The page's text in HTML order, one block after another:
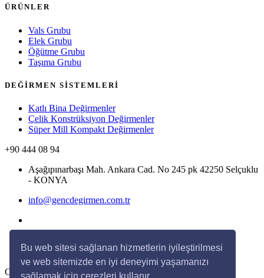
Bu web sitesi sağlanan hizmetlerin iyileştirilmesi
ve web sitemizde en iyi deneyimi yaşamanızı
sağlamak için çerezleri kullanır.
ÜRÜNLER
Vals Grubu
Elek Grubu
Öğütme Grubu
Taşıma Grubu
DEĞİRMEN SİSTEMLERİ
Katlı Bina Değirmenler
Çelik Konstrüksiyon Değirmenler
Süper Mill Kompakt Değirmenler
+90 444 08 94
Aşağıpınarbaşı Mah. Ankara Cad. No 245 pk 42250 Selçuklu
- KONYA
info@gencdegirmen.com.tr
Copyright © 2020 Genç Değirmen Tüm hakları saklıdır.